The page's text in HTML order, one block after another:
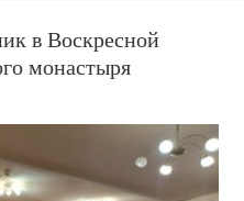
в Воскресной
монастыря